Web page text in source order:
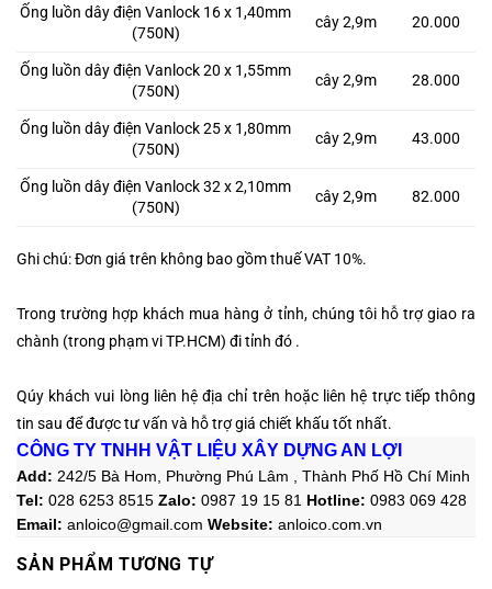
Ống luồn dây điện Vanlock 16 x 1,40mm
(750N)
cây 2,9m 20.000
Ống luồn dây điện Vanlock 20 x 1,55mm
(750N)
cây 2,9m 28.000
Ống luồn dây điện Vanlock 25 x 1,80mm
(750N)
cây 2,9m 43.000
Ống luồn dây điện Vanlock 32 x 2,10mm
(750N)
cây 2,9m 82.000
Ghi chú: Đơn giá trên không bao gồm thuế VAT 10%.
Trong trường hợp khách mua hàng ở tỉnh, chúng tôi hỗ trợ giao ra
chành (trong phạm vi TP.HCM) đi tỉnh đó .
Qúy khách vui lòng liên hệ địa chỉ trên hoặc liên hệ trực tiếp thông
tin sau để được tư vấn và hỗ trợ giá chiết khấu tốt nhất.
CÔNG TY TNHH VẬT LIỆU XÂY DỰNG AN LỢI
Add: 242/5 Bà Hom, Phường Phú Lâm , Thành Phố Hồ Chí Minh
Tel: 028 6253 8515 Zalo: 0987 19 15 81 Hotline: 0983 069 428
Email: anloico@gmail.com Website: anloico.com.vn
SẢN PHẨM TƯƠNG TỰ